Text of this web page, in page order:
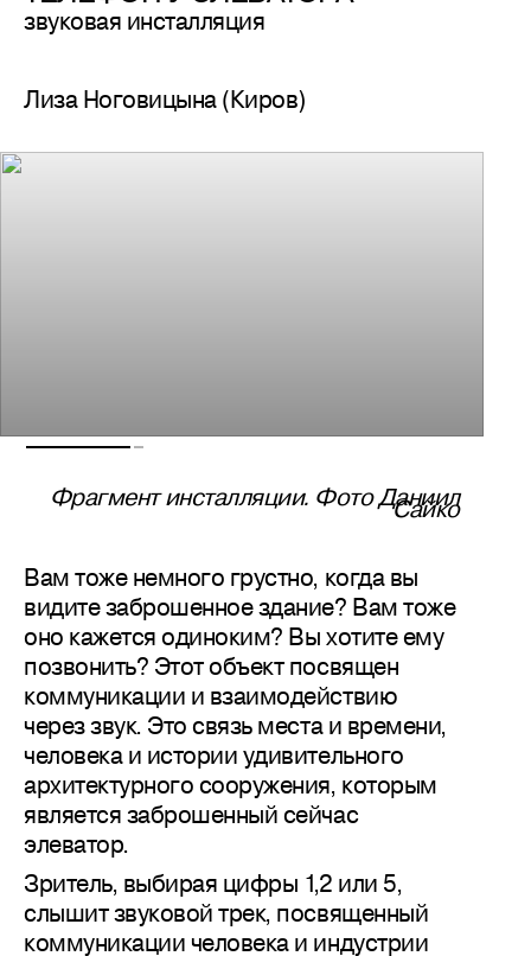
звуковая инсталляция
Лиза Ноговицына (Киров)
Фрагмент инсталляции. Фото Даниил
Сайко
Вам тоже немного грустно, когда вы
видите заброшенное здание? Вам тоже
оно кажется одиноким? Вы хотите ему
позвонить? Этот объект посвящен
коммуникации и взаимодействию
через звук. Это связь места и времени,
человека и истории удивительного
архитектурного сооружения, которым
является заброшенный сейчас
элеватор.
Зритель, выбирая цифры 1,2 или 5,
слышит звуковой трек, посвященный
коммуникации человека и индустрии